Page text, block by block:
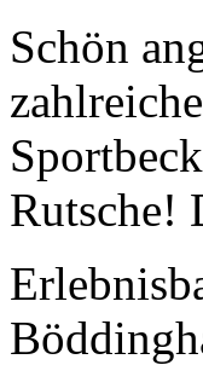
Schön
Rutsche!